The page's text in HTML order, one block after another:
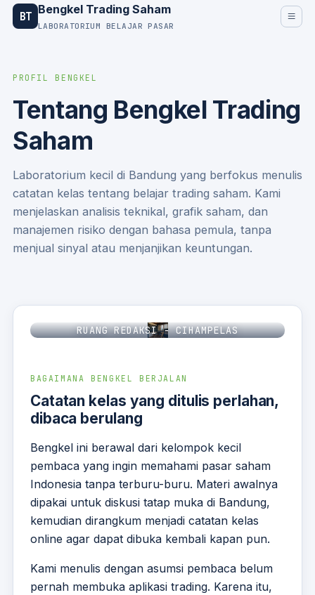
BT Bengkel Trading Saham
LABORATORIUM BELAJAR PASAR
PROFIL BENGKEL
Tentang Bengkel Trading
Saham
Laboratorium kecil di Bandung yang berfokus menulis
catatan kelas tentang belajar trading saham. Kami
menjelaskan analisis teknikal, grafik saham, dan
manajemen risiko dengan bahasa pemula, tanpa
menjual sinyal atau menjanjikan keuntungan.
RUANG REDAKSI - CIHAMPELAS
BAGAIMANA BENGKEL BERJALAN
Catatan kelas yang ditulis perlahan,
dibaca berulang
Bengkel ini berawal dari kelompok kecil
pembaca yang ingin memahami pasar saham
Indonesia tanpa terburu-buru. Materi awalnya
dipakai untuk diskusi tatap muka di Bandung,
kemudian dirangkum menjadi catatan kelas
online agar dapat dibuka kembali kapan pun.
Kami menulis dengan asumsi pembaca belum
pernah membuka aplikasi trading. Karena itu,